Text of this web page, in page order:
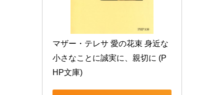
マザー・テレサ 愛の花束 身近な
小さなことに誠実に、親切に (P
HP文庫)